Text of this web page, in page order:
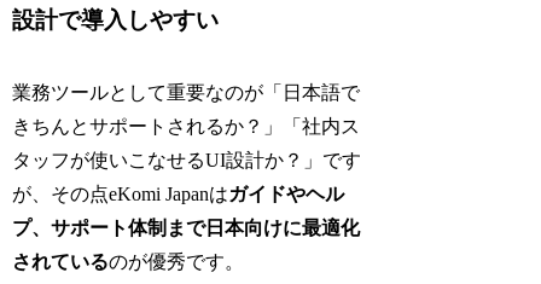
設計で導入しやすい
業務ツールとして重要なのが「日本語で
きちんとサポートされるか？」「社内ス
タッフが使いこなせるUI設計か？」です
が、その点eKomi Japanはガイドやヘル
プ、サポート体制まで日本向けに最適化
されているのが優秀です。